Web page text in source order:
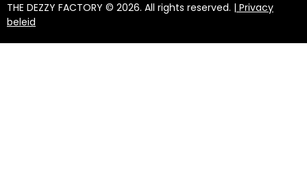
THE DEZZY FACTORY © 2026. All rights reserved. | Privacy
beleid